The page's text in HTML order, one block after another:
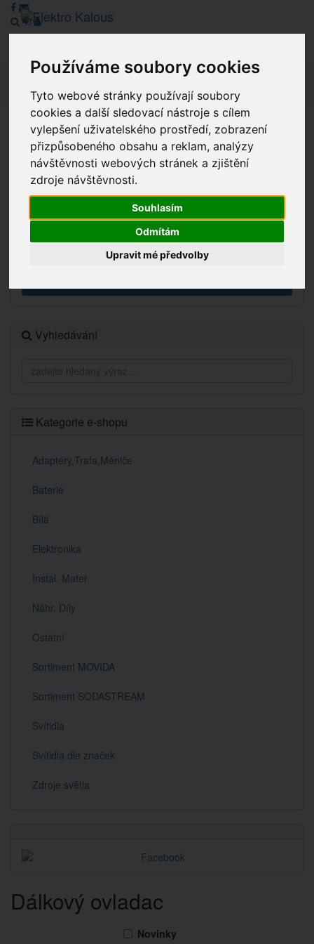
Používáme soubory cookies
Tyto webové stránky používají soubory
cookies a další sledovací nástroje s cílem
vylepšení uživatelského prostředí, zobrazení
přizpůsobeného obsahu a reklam, analýzy
návštěvnosti webových stránek a zjištění
zdroje návštěvnosti.
Souhlasím
Odmítám
Upravit mé předvolby
Vážení zákazníci, v tuto chvíli je Náš internetový obchod v
režimu Katalogu. Objednávky on-line nyní nelze vyřídit.
Děkujeme za pochopení.
Výprodej
Vyhledávání
Kategorie e-shopu
Adaptéry,Trafa,Měniče
Baterie
Bílá
Elektronika
Instal. Mater
Náhr. Díly
Ostatní
Sortiment MOVIDA
Sortiment SODASTREAM
Svítidla
Svítidla dle značek
Zdroje světla
Dálkový ovladac
Novinky